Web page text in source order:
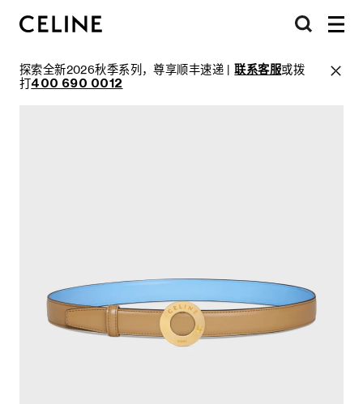
探索全新2026秋季系列，尊享顺丰速递 |联系客服或拨
打400 690 0012